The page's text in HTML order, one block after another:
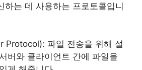
하는 데 사용하는 프로토콜입니
Protocol): 파일 전송을 위해 설
버와 클라이언트 간에 파일을